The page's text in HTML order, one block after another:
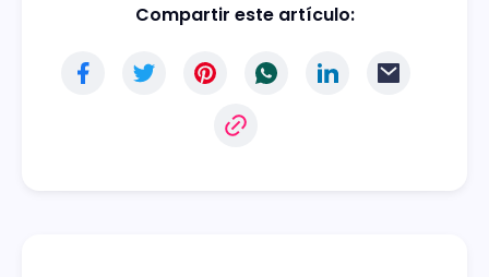
Compartir este artículo: